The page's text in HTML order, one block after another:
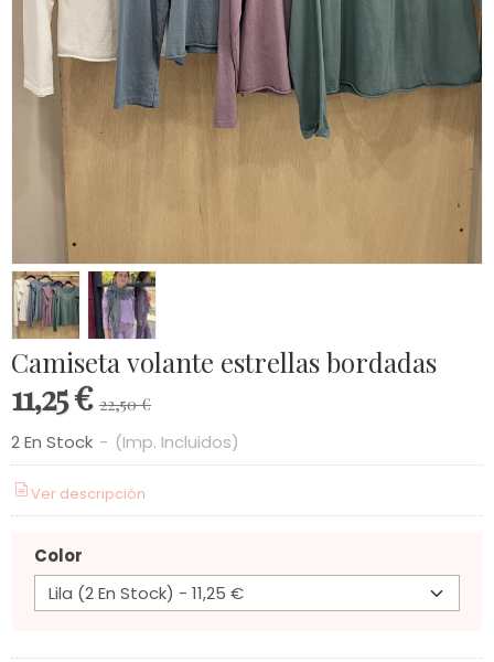
Camiseta volante estrellas bordadas
11,25 € 22,50 €
2 En Stock - (Imp. Incluidos)
Ver descripción
Color